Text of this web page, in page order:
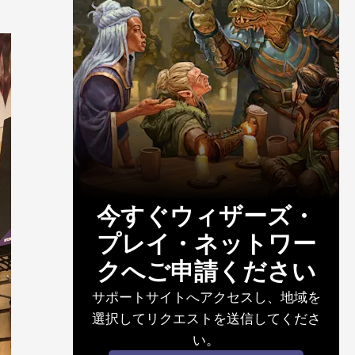
今すぐウィザーズ・
プレイ・ネットワー
クへご申請ください
サポートサイトへアクセスし、地域を
選択してリクエストを送信してくださ
い。